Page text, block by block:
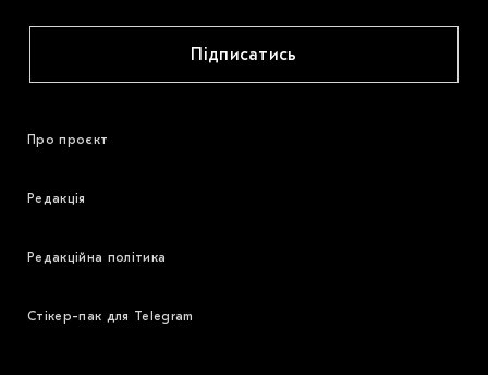
Підписатись
Про проєкт
Редакція
Редакційна політика
Стікер-пак для Telegram